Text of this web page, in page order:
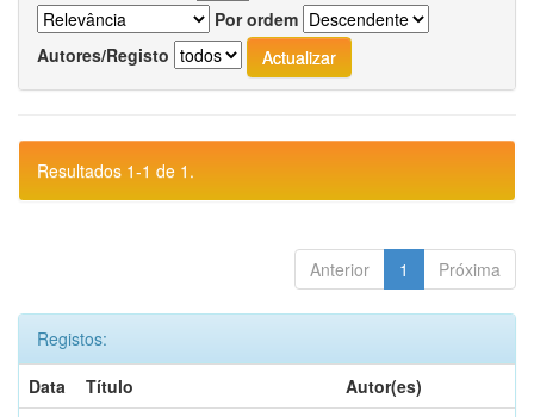
Por ordem
Autores/Registo
Resultados 1-1 de 1.
Anterior 1 Próxima
Registos:
Data
Título
Autor(es)